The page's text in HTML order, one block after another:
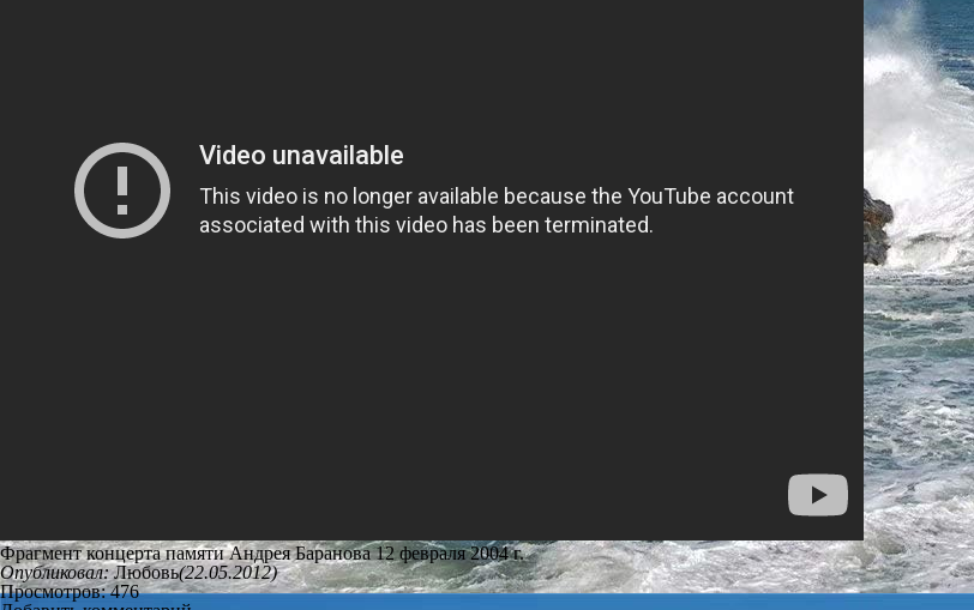
Фрагмент концерта памяти Андрея Баранова 12 февраля 2004 г.
Опубликовал:Любовь(22.05.2012)
Просмотров: 476